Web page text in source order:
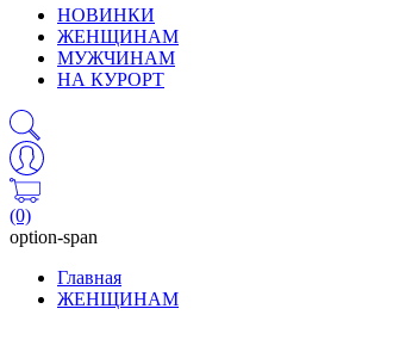
НОВИНКИ
ЖЕНЩИНАМ
МУЖЧИНАМ
НА КУРОРТ
(0)
option-span
Главная
ЖЕНЩИНАМ